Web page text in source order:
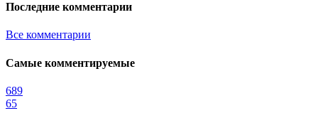
Последние комментарии
Все комментарии
Самые комментируемые
689
65